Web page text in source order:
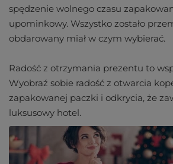
spędzenie wolnego czasu
upominkowy. Wszystko zostało
obdarowany miał w czym wybierać.
Radość z otrzymania prezentu to
Wyobraź sobie radość z otwarcia
zapakowanej paczki i odkrycia, że
luksusowy hotel.